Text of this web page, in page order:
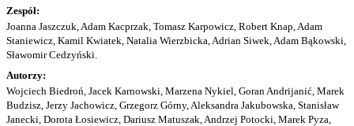
Zespół:
Joanna Jaszczuk, Adam Kacprzak, Tomasz Karpowicz, Robert Knap, Adam
Staniewicz, Kamil Kwiatek, Natalia Wierzbicka, Adrian Siwek, Adam Bąkowski,
Sławomir Cedzyński.
Autorzy:
Wojciech Biedroń, Jacek Karnowski, Marzena Nykiel, Goran Andrijanić, Marek
Budzisz, Jerzy Jachowicz, Grzegorz Górny, Aleksandra Jakubowska, Stanisław
Janecki, Dorota Łosiewicz, Dariusz Matuszak, Andrzej Potocki, Marek Pyza,